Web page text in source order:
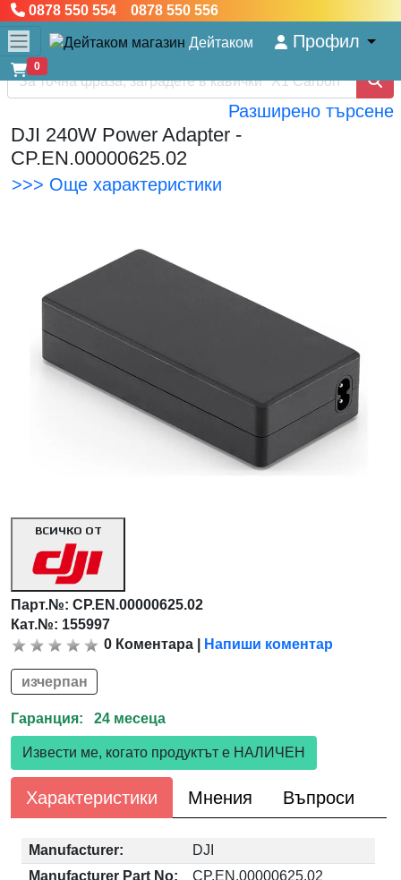
0878 550 554 0878 550 556
Дейтаком Профил
0
Разширено търсене
DJI 240W Power Adapter -
CP.EN.00000625.02
>>> Още характеристики
ВСИЧКО ОТ
Парт.№:CP.EN.00000625.02
Кат.№: 155997
0 Коментара Напиши коментар
изчерпан
Гаранция: 24 месеца
Извести ме, когато продуктът е НАЛИЧЕН
Характеристики Мнения Въпроси
Manufacturer:
DJI
Manufacturer Part No:
CP.EN.00000625.02